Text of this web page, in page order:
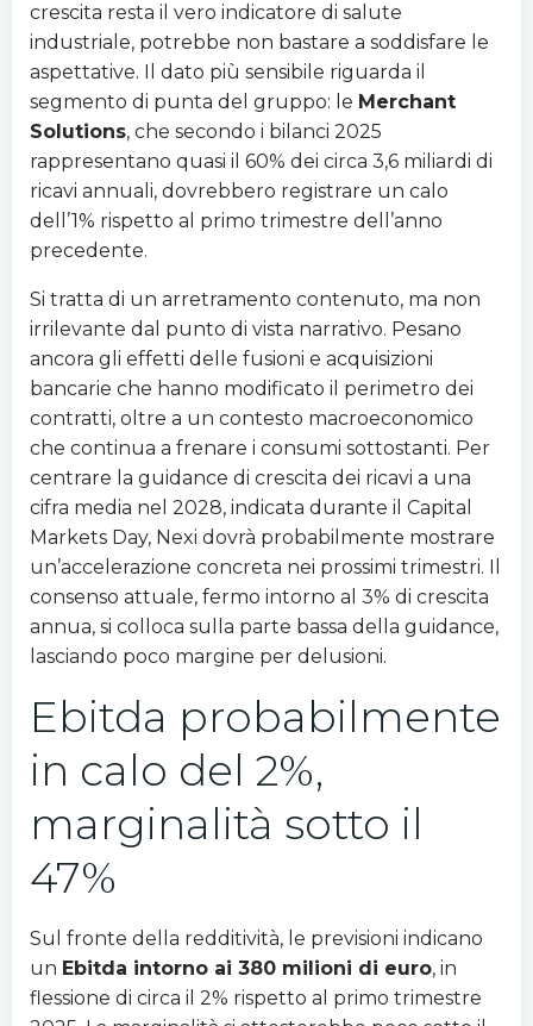
crescita resta il vero indicatore di salute
industriale, potrebbe non bastare a soddisfare le
aspettative. Il dato più sensibile riguarda il
segmento di punta del gruppo: le Merchant
Solutions, che secondo i bilanci 2025
rappresentano quasi il 60% dei circa 3,6 miliardi di
ricavi annuali, dovrebbero registrare un calo
dell’1% rispetto al primo trimestre dell’anno
precedente.
Si tratta di un arretramento contenuto, ma non
irrilevante dal punto di vista narrativo. Pesano
ancora gli effetti delle fusioni e acquisizioni
bancarie che hanno modificato il perimetro dei
contratti, oltre a un contesto macroeconomico
che continua a frenare i consumi sottostanti. Per
centrare la guidance di crescita dei ricavi a una
cifra media nel 2028, indicata durante il Capital
Markets Day, Nexi dovrà probabilmente mostrare
un’accelerazione concreta nei prossimi trimestri. Il
consenso attuale, fermo intorno al 3% di crescita
annua, si colloca sulla parte bassa della guidance,
lasciando poco margine per delusioni.
Ebitda probabilmente
in calo del 2%,
marginalità sotto il
47%
Sul fronte della redditività, le previsioni indicano
un Ebitda intorno ai 380 milioni di euro, in
flessione di circa il 2% rispetto al primo trimestre